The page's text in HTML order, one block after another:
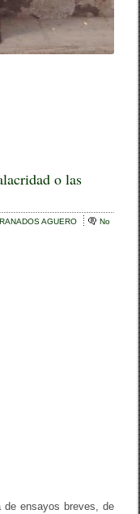
o las
AGUERO
No
ensayos breves, de